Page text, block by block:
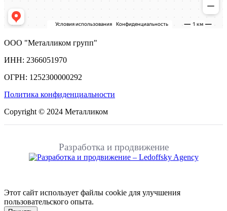
ООО "Металликом групп"
ИНН: 2366051970
ОГРН: 1252300000292
Политика конфиденциальности
Copyright © 2024 Металликом
Разработка и продвижение
Этот сайт использует файлы cookie для улучшения
пользовательского опыта.